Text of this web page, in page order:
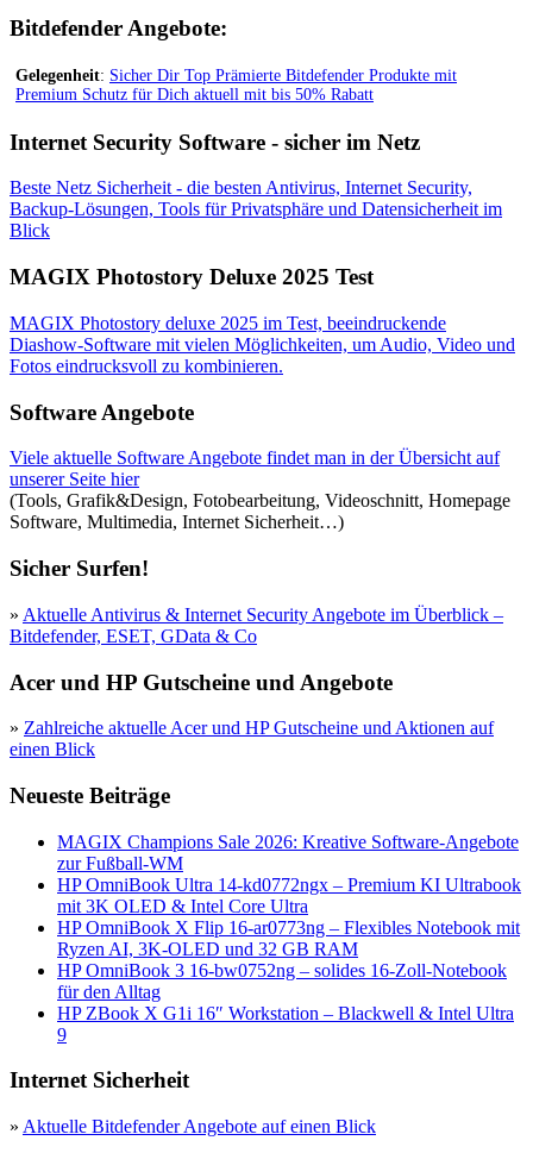
Bitdefender Angebote:
Gelegenheit: Sicher Dir Top Prämierte Bitdefender Produkte mit
Premium Schutz für Dich aktuell mit bis 50% Rabatt
Internet Security Software - sicher im Netz
Beste Netz Sicherheit - die besten Antivirus, Internet Security,
Backup-Lösungen, Tools für Privatsphäre und Datensicherheit im
Blick
MAGIX Photostory Deluxe 2025 Test
MAGIX Photostory deluxe 2025 im Test, beeindruckende
Diashow-Software mit vielen Möglichkeiten, um Audio, Video und
Fotos eindrucksvoll zu kombinieren.
Software Angebote
Viele aktuelle Software Angebote findet man in der Übersicht auf
unserer Seite hier
(Tools, Grafik&Design, Fotobearbeitung, Videoschnitt, Homepage
Software, Multimedia, Internet Sicherheit…)
Sicher Surfen!
» Aktuelle Antivirus & Internet Security Angebote im Überblick –
Bitdefender, ESET, GData & Co
Acer und HP Gutscheine und Angebote
» Zahlreiche aktuelle Acer und HP Gutscheine und Aktionen auf
einen Blick
Neueste Beiträge
MAGIX Champions Sale 2026: Kreative Software-Angebote
zur Fußball-WM
HP OmniBook Ultra 14-kd0772ngx – Premium KI Ultrabook
mit 3K OLED & Intel Core Ultra
HP OmniBook X Flip 16-ar0773ng – Flexibles Notebook mit
Ryzen AI, 3K-OLED und 32 GB RAM
HP OmniBook 3 16-bw0752ng – solides 16-Zoll-Notebook
für den Alltag
HP ZBook X G1i 16″ Workstation – Blackwell & Intel Ultra
9
Internet Sicherheit
» Aktuelle Bitdefender Angebote auf einen Blick